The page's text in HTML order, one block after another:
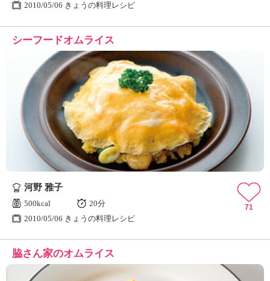
2010/05/06 きょうの料理レシピ
シーフードオムライス
河野 雅子
500kcal
20分
2010/05/06 きょうの料理レシピ
71
脇さん家のオムライス